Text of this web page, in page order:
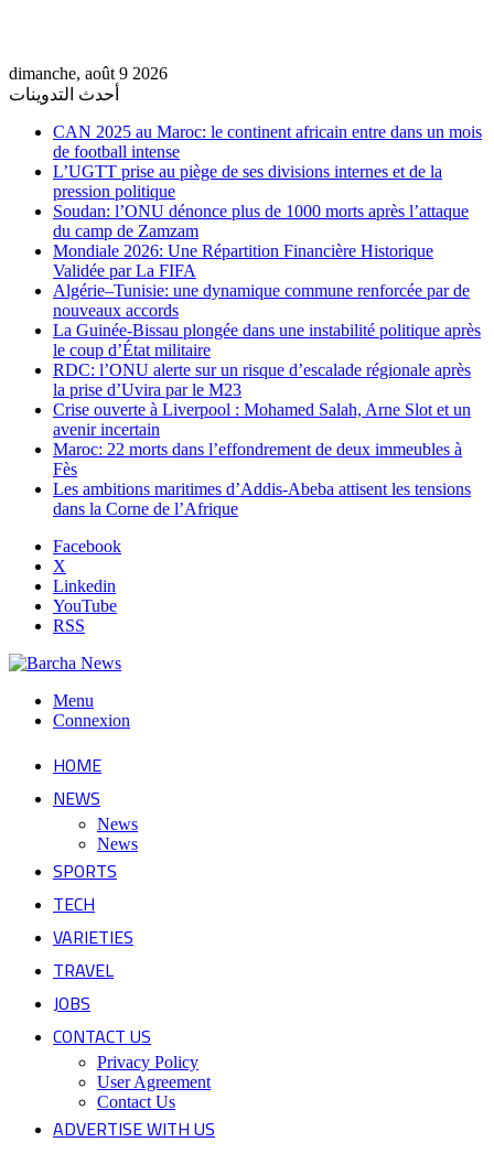
dimanche, août 9 2026
أحدث التدوينات
CAN 2025 au Maroc: le continent africain entre dans un mois
de football intense
L’UGTT prise au piège de ses divisions internes et de la
pression politique
Soudan: l’ONU dénonce plus de 1000 morts après l’attaque
du camp de Zamzam
Mondiale 2026: Une Répartition Financière Historique
Validée par La FIFA
Algérie–Tunisie: une dynamique commune renforcée par de
nouveaux accords
La Guinée-Bissau plongée dans une instabilité politique après
le coup d’État militaire
RDC: l’ONU alerte sur un risque d’escalade régionale après
la prise d’Uvira par le M23
Crise ouverte à Liverpool : Mohamed Salah, Arne Slot et un
avenir incertain
Maroc: 22 morts dans l’effondrement de deux immeubles à
Fès
Les ambitions maritimes d’Addis-Abeba attisent les tensions
dans la Corne de l’Afrique
Facebook
X
Linkedin
YouTube
RSS
Menu
Connexion
HOME
NEWS
News
News
SPORTS
TECH
VARIETIES
TRAVEL
JOBS
CONTACT US
Privacy Policy
User Agreement
Contact Us
ADVERTISE WITH US